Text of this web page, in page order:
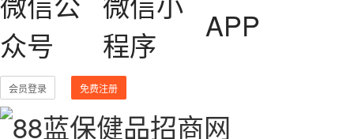
会员登录 免费注册